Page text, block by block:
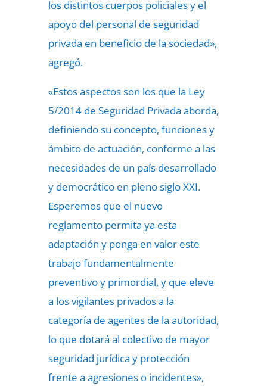
los distintos cuerpos policiales y el
apoyo del personal de seguridad
privada en beneficio de la sociedad»,
agregó.
«Estos aspectos son los que la Ley
5/2014 de Seguridad Privada aborda,
definiendo su concepto, funciones y
ámbito de actuación, conforme a las
necesidades de un país desarrollado
y democrático en pleno siglo XXI.
Esperemos que el nuevo
reglamento permita ya esta
adaptación y ponga en valor este
trabajo fundamentalmente
preventivo y primordial, y que eleve
a los vigilantes privados a la
categoría de agentes de la autoridad,
lo que dotará al colectivo de mayor
seguridad jurídica y protección
frente a agresiones o incidentes»,